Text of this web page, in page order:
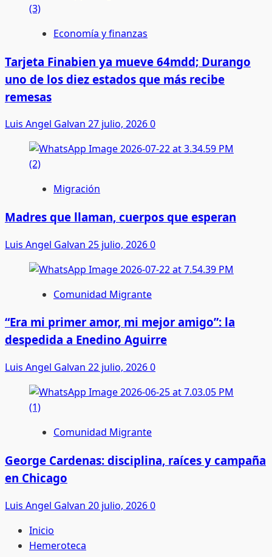
Economía y finanzas
Tarjeta Finabien ya mueve 64mdd; Durango
uno de los diez estados que más recibe
remesas
Luis Angel Galvan 27 julio, 20260
Migración
Madres que llaman, cuerpos que esperan
Luis Angel Galvan 25 julio, 20260
Comunidad Migrante
“Era mi primer amor, mi mejor amigo”: la
despedida a Enedino Aguirre
Luis Angel Galvan 22 julio, 20260
Comunidad Migrante
George Cardenas: disciplina, raíces y campaña
en Chicago
Luis Angel Galvan 20 julio, 20260
Inicio
Hemeroteca